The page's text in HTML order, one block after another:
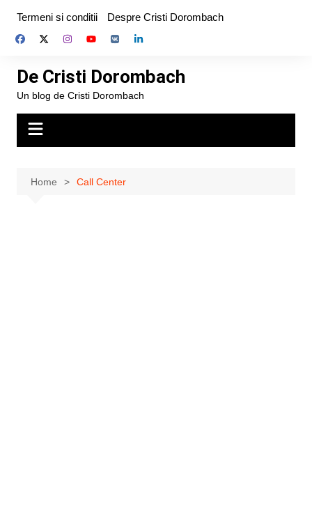
content
Termeni si conditii Despre Cristi Dorombach
De Cristi Dorombach
Un blog de Cristi Dorombach
Home Call Center